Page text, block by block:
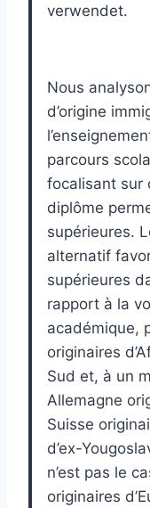
verwendet.
Nous
d’origine
parcours
focalisant sur
diplôme
supérieures.
alternatif
supérieures
rapport à la
académique,
originaires
Sud et, à un
Allemagne
Suisse
d’ex-
n’est pas le
originaires